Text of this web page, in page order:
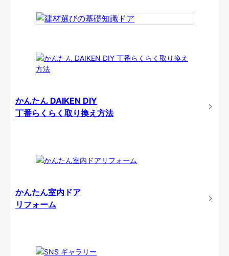
かんたん DAIKEN DIY
丁番らくらく取り換え方法
かんたん室内ドア
リフォーム